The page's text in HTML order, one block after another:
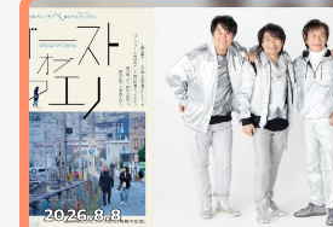
2026.8.8